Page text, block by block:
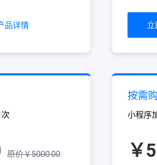
品详情 立
原价￥5000.00
按需
小程序
￥